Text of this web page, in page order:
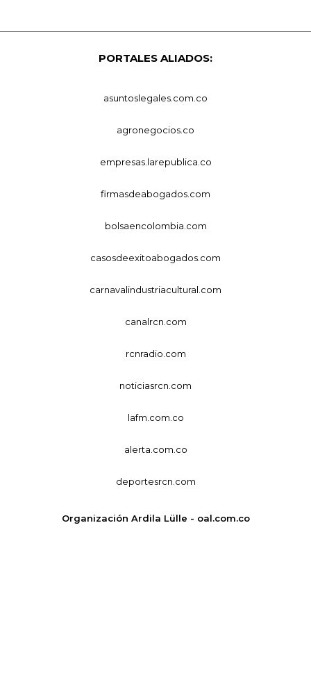
PORTALES ALIADOS:
asuntoslegales.com.co
agronegocios.co
empresas.larepublica.co
firmasdeabogados.com
bolsaencolombia.com
casosdeexitoabogados.com
carnavalindustriacultural.com
canalrcn.com
rcnradio.com
noticiasrcn.com
lafm.com.co
alerta.com.co
deportesrcn.com
Organización Ardila Lülle - oal.com.co